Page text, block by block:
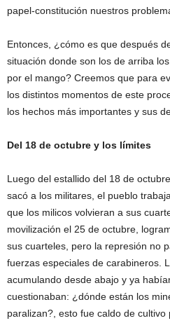
papel-constitución nuestros
Entonces, ¿cómo es que después
situación donde son los de arriba
por el mango? Creemos que para
los distintos momentos de este
los hechos más importantes y sus
Del 18 de octubre y los límites
Luego del estallido del 18 de
sacó a los militares, el pueblo
que los milicos volvieran a sus
movilización el 25 de octubre,
sus cuarteles, pero la represión no
fuerzas especiales de carabineros.
acumulando desde abajo y ya
cuestionaban: ¿dónde están los
paralizan?, esto fue caldo de